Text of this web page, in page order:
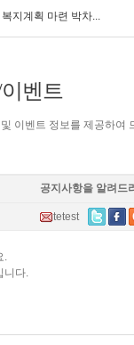
지계획 마련 박차...
자'로 여름방학 추억 선...
축제로 세계문화 잇다...
로 이웃사랑 실천...
시원한 여름나기 지원...
벤트
이벤트 정보를 제공하여
공지사항을 알려드
tetest
.
니다.